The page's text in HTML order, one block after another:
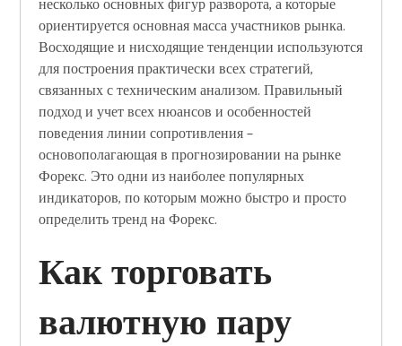
ориентируется основная масса участников рынка.
Восходящие и нисходящие тенденции используются
для построения практически всех стратегий,
связанных с техническим анализом. Правильный
подход и учет всех нюансов и особенностей
поведения линии сопротивления –
основополагающая в прогнозировании на рынке
Форекс. Это одни из наиболее популярных
индикаторов, по которым можно быстро и просто
определить тренд на Форекс.
Как торговать
валютную пару